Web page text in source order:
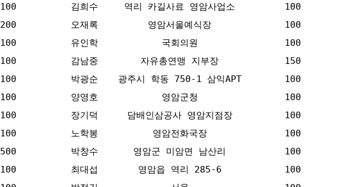
100 김희수 역리 카길사료 영암사업소
100
200 오재록 영암서울예식장
100
100 유인학 국회의원
100
100 감남중 자유총연맹 지부장
150
100 박광순 광주시 학동 750-1 삼익APT
100
100 양영호 영암군청
100
100 장기덕 담배인삼공사 영암지점장
100
100 노학봉 영암전화국장
100
500 박창수 영암군 미암면 남산리
100
100 최대섭 영암읍 역리 285-6
100